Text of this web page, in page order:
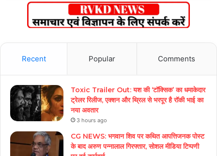
Recent Popular Comments
Toxic Trailer Out: यश की ‘टॉक्सिक’ का धमाकेदार
ट्रेलर रिलीज, एक्शन और थ्रिल से भरपूर है रॉकी भाई का
नया अवतार
3 hours ago
CG NEWS: भगवान शिव पर कथित आपत्तिजनक पोस्ट
के बाद अरुण पन्नालाल गिरफ्तार, सोशल मीडिया टिप्पणी